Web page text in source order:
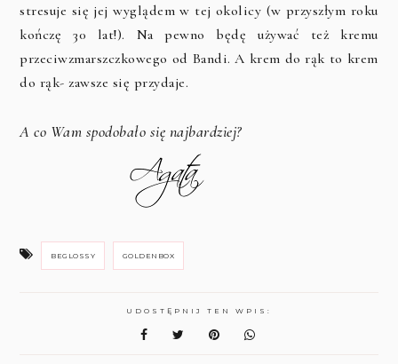
stresuje się jej wyglądem w tej okolicy (w przyszłym roku
kończę 30 lat!). Na pewno będę używać też kremu
przeciwzmarszczkowego od Bandi. A krem do rąk to krem
do rąk- zawsze się przydaje.
A co Wam spodobało się najbardziej?
BEGLOSSY GOLDENBOX
UDOSTĘPNIJ TEN WPIS: